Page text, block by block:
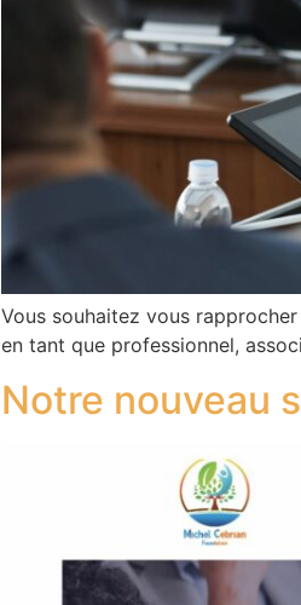
Vous souhaitez vous
en tant que professionnel,
Notre nouveau